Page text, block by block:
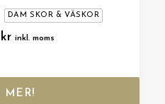
DAM SKOR & VÄSKOR
kr inkl. moms
MER!